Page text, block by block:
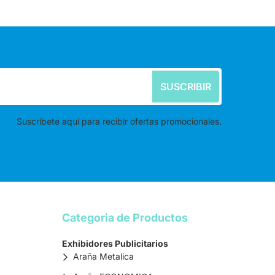
SUSCRIBIR
Suscríbete aquí para recibir ofertas promocionales.
Categoria de Productos
Exhibidores Publicitarios
Araña Metalica